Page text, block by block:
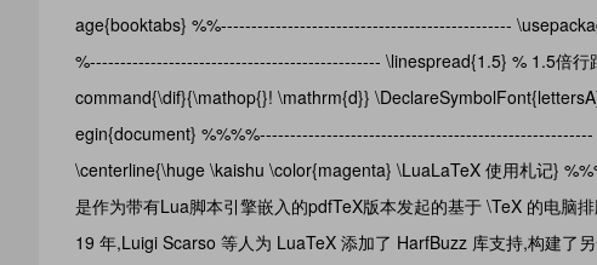
age{booktabs} %%------------------------------------------------
%------------------------------------------------ \linespread{1.5} % 1.5倍
command{\dif}{\mathop{}! \mathrm{d}}
egin{document} %%%%-------------------------------------------------------
\centerline{\huge \kaishu \color{magenta} \LuaLaTeX 使用札记}
是作为带有Lua脚本引擎嵌入的pdfTeX版本发起的基于 \TeX 的电脑
19 年,Luigi Scarso 等人为 LuaTeX 添加了 HarfBuzz 库支持,构建了